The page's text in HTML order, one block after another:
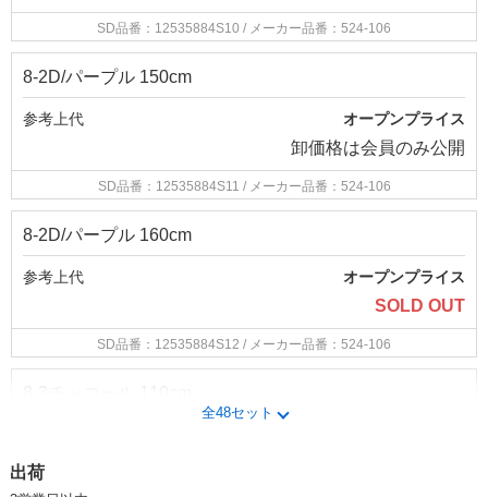
SD品番：12535884S10 / メーカー品番：524-106
8-2D/パープル 150cm
参考上代 オープンプライス
卸価格は会員のみ公開
SD品番：12535884S11 / メーカー品番：524-106
8-2D/パープル 160cm
参考上代 オープンプライス
SOLD OUT
SD品番：12535884S12 / メーカー品番：524-106
全48セット
出荷